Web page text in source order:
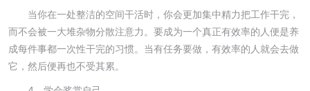
当你在一处整洁的空间干活时，你会更加集中精力把工作干完，
而不会被一大堆杂物分散注意力。要成为一个真正有效率的人便是养
成每件事都一次性干完的习惯。当有任务要做，有效率的人就会去做
它，然后便再也不受其累。